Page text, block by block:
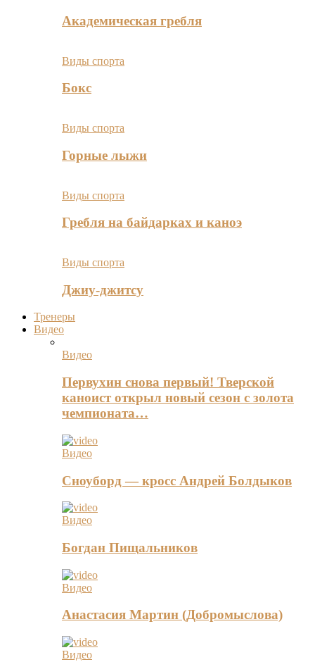
Академическая гребля
Виды спорта
Бокс
Виды спорта
Горные лыжи
Виды спорта
Гребля на байдарках и каноэ
Виды спорта
Джиу-джитсу
Тренеры
Видео
Видео
Первухин снова первый! Тверской
каноист открыл новый сезон с золота
чемпионата…
Видео
Сноуборд — кросс Андрей Болдыков
Видео
Богдан Пищальников
Видео
Анастасия Мартин (Добромыслова)
Видео